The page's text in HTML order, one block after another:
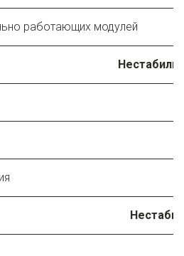
работающих модулей